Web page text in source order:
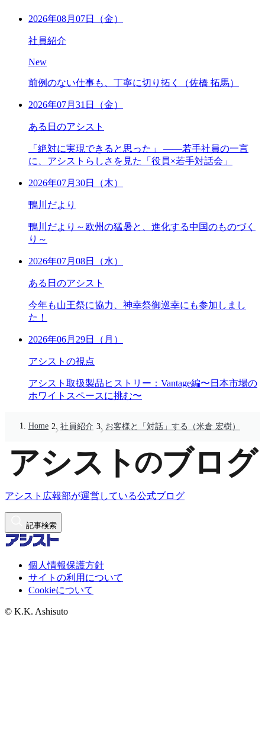
2026年08月07日（金）
社員紹介
New
前例のない仕事も、丁寧に切り拓く（佐橋 拓馬）
2026年07月31日（金）
ある日のアシスト
「絶対に実現できると思った」 ――若手社員の一言
に、アシストらしさを見た「役員×若手対話会」
2026年07月30日（木）
鴨川だより
鴨川だより～欧州の猛暑と、進化する中国のものづく
り～
2026年07月08日（水）
ある日のアシスト
今年も山王祭に協力、神幸祭御巡幸にも参加しまし
た！
2026年06月29日（月）
アシストの視点
アシスト取扱製品ヒストリー：Vantage編〜日本市場の
ホワイトスペースに挑む〜
Home 社員紹介 お客様と「対話」する（米倉 宏樹）
アシスト広報部が運営している公式ブログ
記事検索
個人情報保護方針
サイトの利用について
Cookieについて
© K.K. Ashisuto